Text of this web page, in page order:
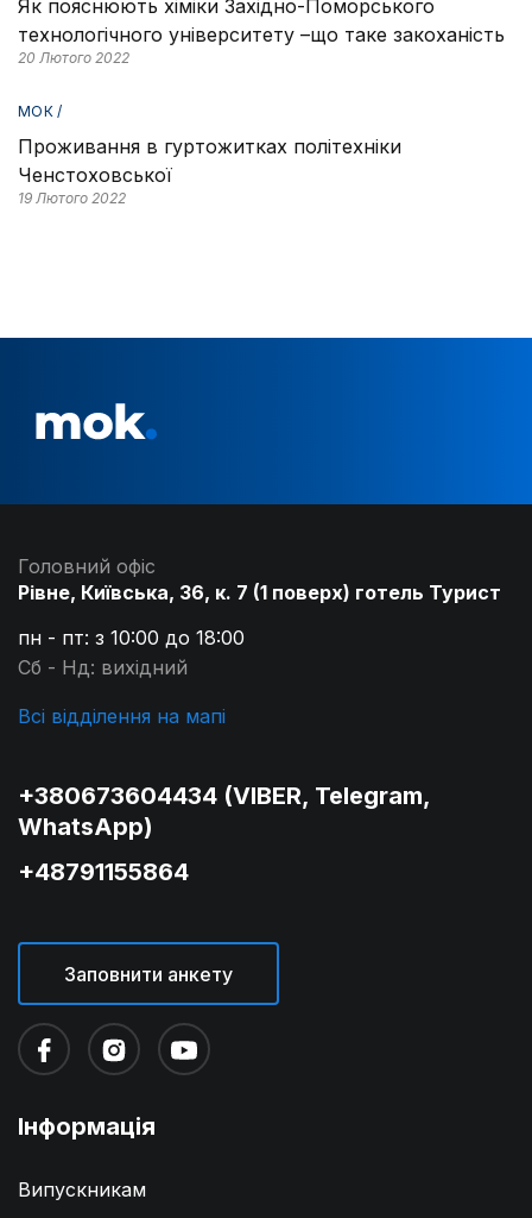
Як пояснюють хіміки Західно-Поморського
технологічного університету –що таке закоханість
20 Лютого 2022
МОК /
Проживання в гуртожитках політехніки
Ченстоховської
19 Лютого 2022
Інформація
Випускникам
Головний офіс
Рівне, Київська, 36, к. 7 (1 поверх) готель Турист
пн - пт: з 10:00 до 18:00
Сб - Нд: вихідний
Всі відділення на мапі
+380673604434 (VIBER, Telegram,
WhatsApp)
+48791155864
Заповнити анкету